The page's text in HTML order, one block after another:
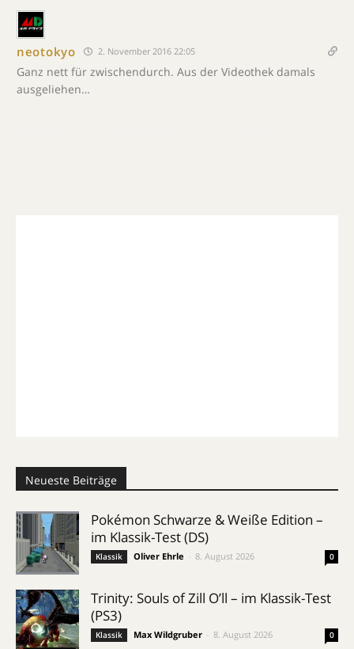
neotokyo 2. November 2016 22:05
Ganz nett für zwischendurch. Aus der Videothek damals
ausgeliehen…
Neueste Beiträge
Pokémon Schwarze & Weiße Edition –
im Klassik-Test (DS)
Klassik Oliver Ehrle 8. August 2026 0
Trinity: Souls of Zill O’ll – im Klassik-Test
(PS3)
Klassik Max Wildgruber 8. August 2026 0